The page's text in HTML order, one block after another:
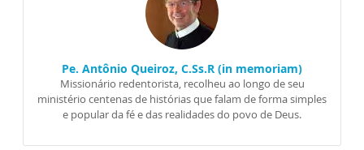
Pe. Antônio Queiroz, C.Ss.R (in memoriam)
Missionário redentorista, recolheu ao longo de seu
ministério centenas de histórias que falam de forma simples
e popular da fé e das realidades do povo de Deus.